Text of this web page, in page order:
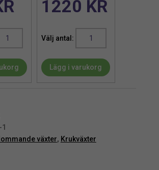
1220 KR
på
Lägg i varukorg
växter, Krukväxter